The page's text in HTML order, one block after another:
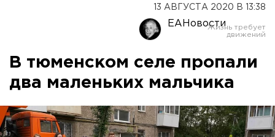
13 АВГУСТА 2020 В 13:38
ЕАНовости
В тюменском селе пропали
два маленьких мальчика